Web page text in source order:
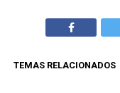
TEMAS RELACIONADOS